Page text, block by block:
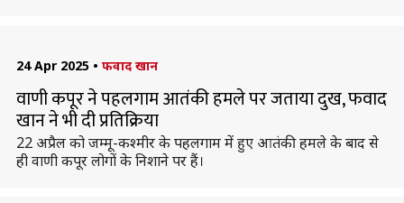
24 Apr 2025 • फवाद खान
वाणी कपूर ने पहलगाम आतंकी हमले पर जताया दुख, फवाद
खान ने भी दी प्रतिक्रिया
22 अप्रैल को जम्मू-कश्मीर के पहलगाम में हुए आतंकी हमले के बाद से
ही वाणी कपूर लोगों के निशाने पर हैं।